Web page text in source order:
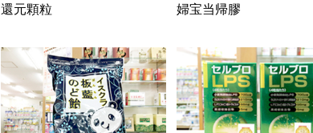
還元顆粒 婦宝当帰膠